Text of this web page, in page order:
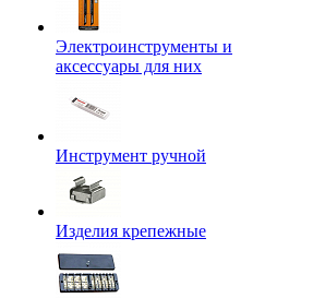
Электроинструменты и
аксессуары для них
Инструмент ручной
Изделия крепежные